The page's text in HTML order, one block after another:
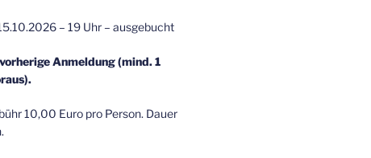
– 19 Uhr – ausgebucht
Anmeldung (mind. 1
10,00 Euro pro Person. Dauer